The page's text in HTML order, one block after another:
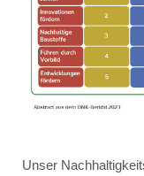
Unser